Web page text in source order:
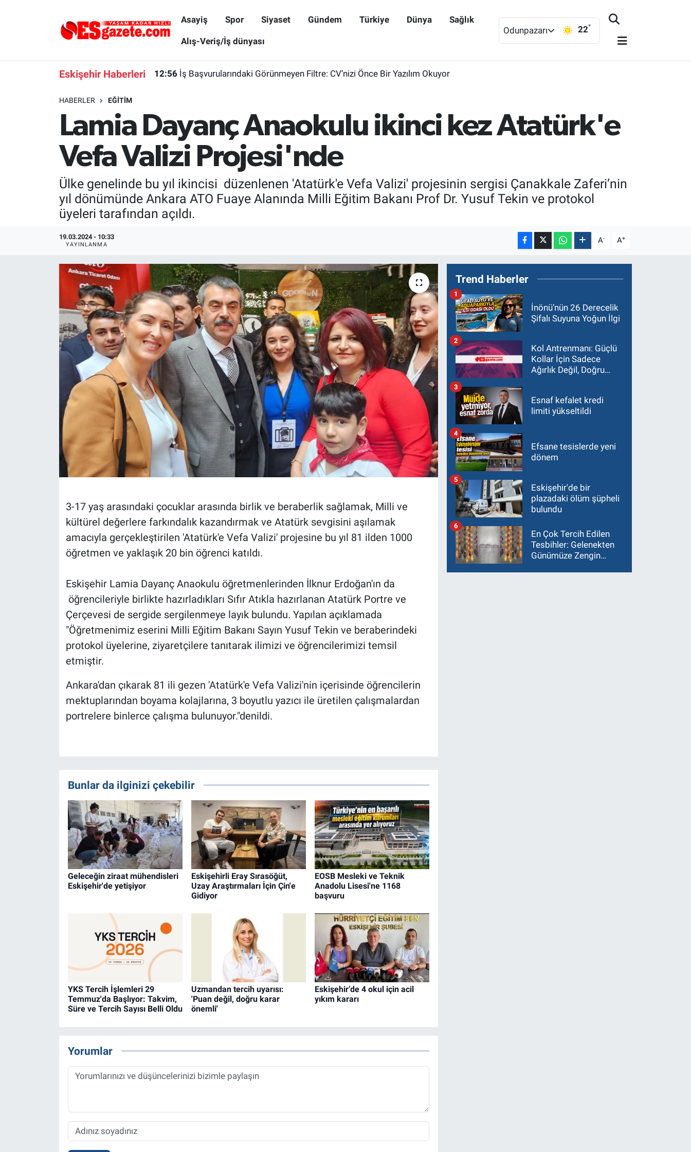
Asayiş Spor Siyaset Gündem Türkiye Dünya Sağlık
Alış-Veriş/İş dünyası
Odunpazarı 22°
Eskişehir Haberleri 12:56 İş Başvurularındaki Görünmeyen Filtre: CV’nizi Önce Bir Yazılım Okuyor
HABERLER EĞITIM
Lamia Dayanç Anaokulu ikinci kez Atatürk'e
Vefa Valizi Projesi'nde
Ülke genelinde bu yıl ikincisi düzenlenen 'Atatürk'e Vefa Valizi' projesinin sergisi Çanakkale Zaferi’nin
yıl dönümünde Ankara ATO Fuaye Alanında Milli Eğitim Bakanı Prof Dr. Yusuf Tekin ve protokol
üyeleri tarafından açıldı.
19.03.2024 - 10:33
YAYINLANMA A- A+
3-17 yaş arasındaki çocuklar arasında birlik ve beraberlik sağlamak, Milli ve
kültürel değerlere farkındalık kazandırmak ve Atatürk sevgisini aşılamak
amacıyla gerçekleştirilen 'Atatürk'e Vefa Valizi' projesine bu yıl 81 ilden 1000
öğretmen ve yaklaşık 20 bin öğrenci katıldı.
Eskişehir Lamia Dayanç Anaokulu öğretmenlerinden İlknur Erdoğan'ın da
öğrencileriyle birlikte hazırladıkları Sıfır Atıkla hazırlanan Atatürk Portre ve
Çerçevesi de sergide sergilenmeye layık bulundu. Yapılan açıklamada
"Öğretmenimiz eserini Milli Eğitim Bakanı Sayın Yusuf Tekin ve beraberindeki
protokol üyelerine, ziyaretçilere tanıtarak ilimizi ve öğrencilerimizi temsil
etmiştir.
Ankara'dan çıkarak 81 ili gezen 'Atatürk'e Vefa Valizi'nin içerisinde öğrencilerin
mektuplarından boyama kolajlarına, 3 boyutlu yazıcı ile üretilen çalışmalardan
portrelere binlerce çalışma bulunuyor."denildi.
Bunlar da ilginizi çekebilir
Geleceğin ziraat mühendisleri
Eskişehir'de yetişiyor
Eskişehirli Eray Sırasöğüt,
Uzay Araştırmaları İçin Çin'e
Gidiyor
EOSB Mesleki ve Teknik
Anadolu Lisesi'ne 1168
başvuru
YKS Tercih İşlemleri 29
Temmuz'da Başlıyor: Takvim,
Süre ve Tercih Sayısı Belli Oldu
Uzmandan tercih uyarısı:
'Puan değil, doğru karar
önemli'
Eskişehir’de 4 okul için acil
yıkım kararı
Yorumlar
Trend Haberler
İnönü’nün 26 Derecelik
Şifalı Suyuna Yoğun İlgi
1
Kol Antrenmanı: Güçlü
Kollar İçin Sadece
Ağırlık Değil, Doğru
2
Esnaf kefalet kredi
limiti yükseltildi
3
Efsane tesislerde yeni
dönem
4
Eskişehir'de bir
plazadaki ölüm şüpheli
bulundu
5
En Çok Tercih Edilen
Tesbihler: Gelenekten
Günümüze Zengin
6
Türkiye
Alış-Veriş/İş dünyası
Eskişehirspor Arşivi
Eskişehir Arşivi
Ekonomi
Kültür Sanat
Bilim ve Teknoloji
Eskişehir Nöbetçi Eczaneler
Süper Lig Puan Durumu ve Fikstür
Tüm Manşetler
Haber Arşivi